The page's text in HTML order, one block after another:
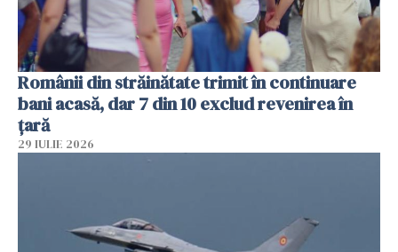
Românii din străinătate trimit în continuare
bani acasă, dar 7 din 10 exclud revenirea în
țară
29 IULIE 2026